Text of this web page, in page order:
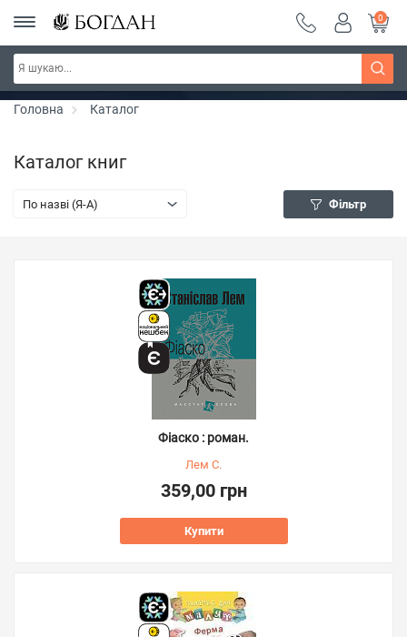
РОЗПРОДАЖ ~ 150 грн ~ 200 грн ~ 250 грн ~
300 грн ~ РОЗПРОДАЖ
Дізнатись більше
0
Головна Каталог
Каталог книг
По назві (Я-А) Фільтр
Фіаско : роман.
Лем С.
359,00 грн
Купити